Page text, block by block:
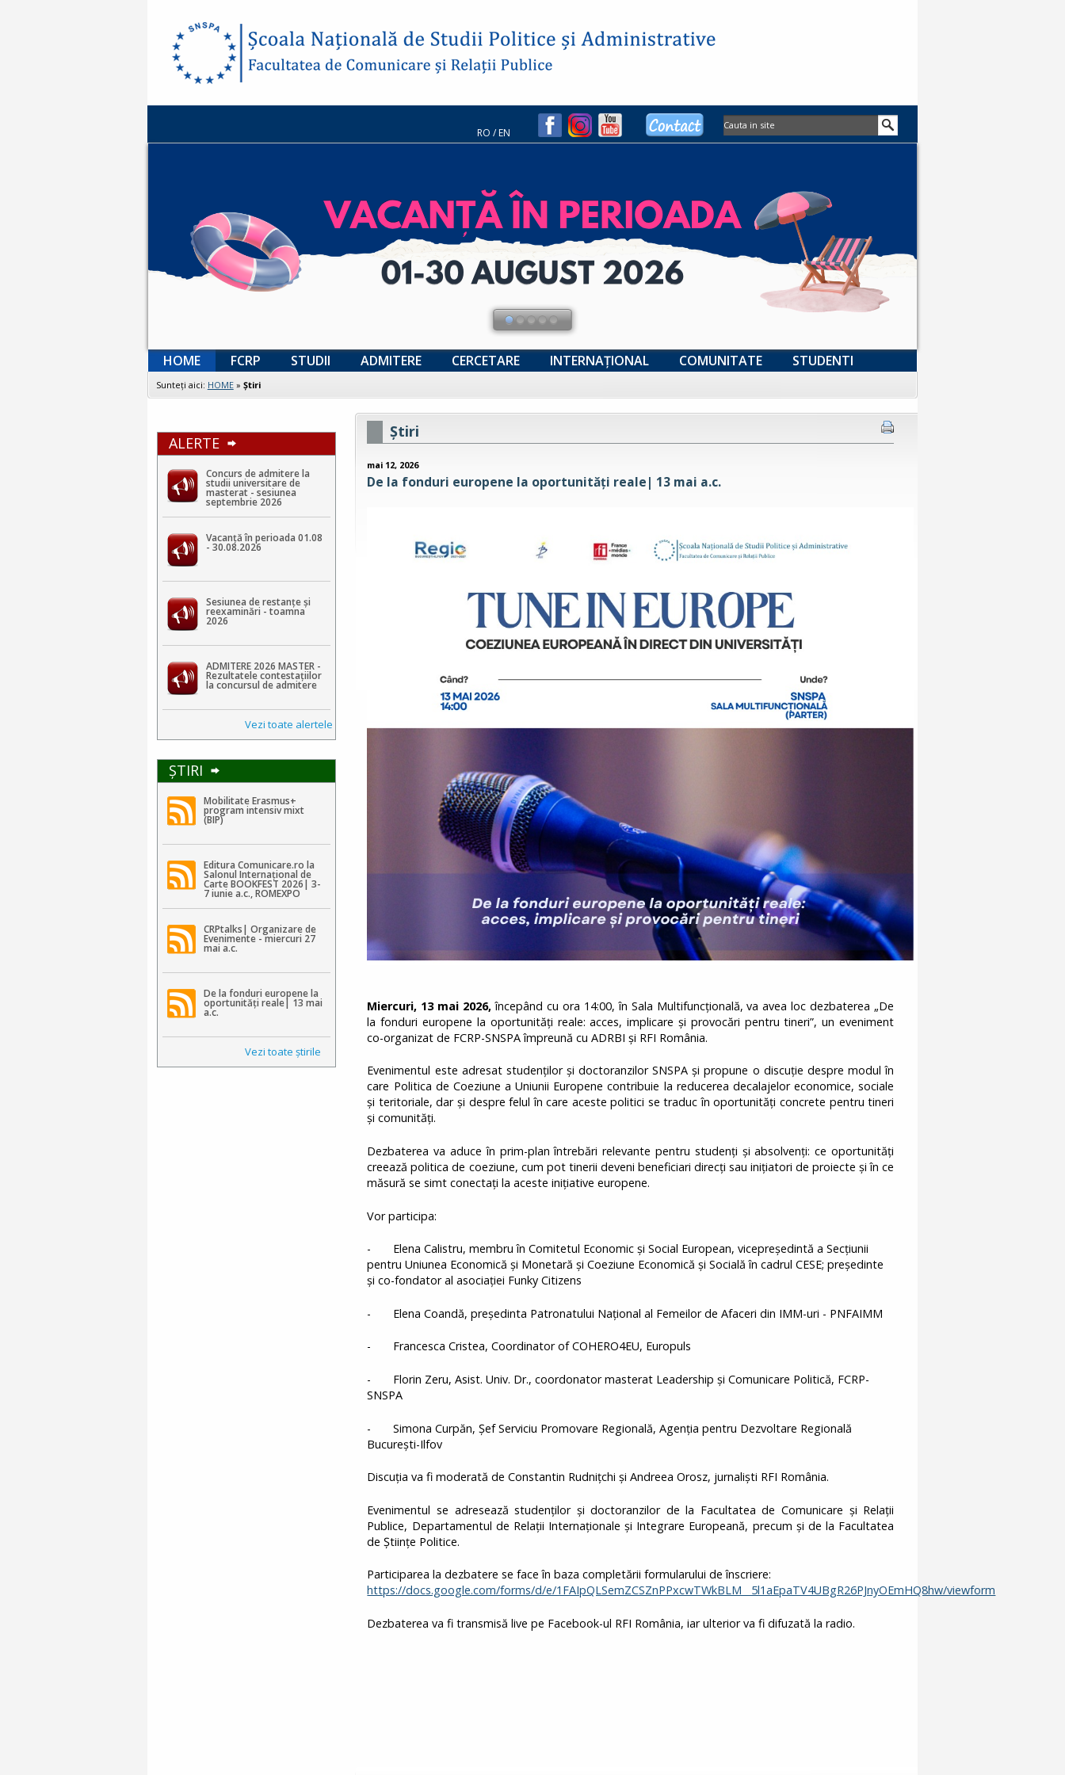
RO /EN
HOME FCRP STUDII ADMITERE CERCETARE INTERNAȚIONAL COMUNITATE STUDENTI
Sunteţi aici: HOME» Ştiri
ALERTE
Concurs de admitere la
studii universitare de
masterat - sesiunea
septembrie 2026
Vacanță în perioada 01.08
- 30.08.2026
Sesiunea de restanțe și
reexaminări - toamna
2026
ADMITERE 2026 MASTER -
Rezultatele contestaţiilor
la concursul de admitere
Vezi toate alertele
ŞTIRI
Mobilitate Erasmus+
program intensiv mixt
(BIP)
Editura Comunicare.ro la
Salonul Internațional de
Carte BOOKFEST 2026| 3-
7 iunie a.c., ROMEXPO
CRPtalks| Organizare de
Evenimente - miercuri 27
mai a.c.
De la fonduri europene la
oportunități reale| 13 mai
a.c.
Vezi toate ştirile
Ştiri
mai 12, 2026
De la fonduri europene la oportunități reale| 13 mai a.c.
Miercuri, 13 mai 2026, începând cu ora 14:00, în Sala Multifuncțională, va avea loc dezbaterea „De
la fonduri europene la oportunități reale: acces, implicare și provocări pentru tineri”, un eveniment
co-organizat de FCRP-SNSPA împreună cu ADRBI și RFI România.
Evenimentul este adresat studenților și doctoranzilor SNSPA și propune o discuție despre modul în
care Politica de Coeziune a Uniunii Europene contribuie la reducerea decalajelor economice, sociale
și teritoriale, dar și despre felul în care aceste politici se traduc în oportunități concrete pentru tineri
și comunități.
Dezbaterea va aduce în prim-plan întrebări relevante pentru studenți și absolvenți: ce oportunități
creează politica de coeziune, cum pot tinerii deveni beneficiari direcți sau inițiatori de proiecte și în ce
măsură se simt conectați la aceste inițiative europene.
Vor participa:
- Elena Calistru, membru în Comitetul Economic și Social European, vicepreședintă a Secțiunii
pentru Uniunea Economică și Monetară și Coeziune Economică și Socială în cadrul CESE; preşedinte
şi co-fondator al asociaţiei Funky Citizens
- Elena Coandă, președinta Patronatului Național al Femeilor de Afaceri din IMM-uri - PNFAIMM
- Francesca Cristea, Coordinator of COHERO4EU, Europuls
- Florin Zeru, Asist. Univ. Dr., coordonator masterat Leadership și Comunicare Politică, FCRP-
SNSPA
- Simona Curpăn, Șef Serviciu Promovare Regională, Agenția pentru Dezvoltare Regională
București-Ilfov
Discuția va fi moderată de Constantin Rudnițchi și Andreea Orosz, jurnaliști RFI România.
Evenimentul se adresează studenților și doctoranzilor de la Facultatea de Comunicare și Relații
Publice, Departamentul de Relații Internaționale și Integrare Europeană, precum și de la Facultatea
de Științe Politice.
Participarea la dezbatere se face în baza completării formularului de înscriere:
https://docs.google.com/forms/d/e/1FAIpQLSemZCSZnPPxcwTWkBLM__5l1aEpaTV4UBgR26PJnyOEmHQ8hw/viewform
Dezbaterea va fi transmisă live pe Facebook-ul RFI România, iar ulterior va fi difuzată la radio.